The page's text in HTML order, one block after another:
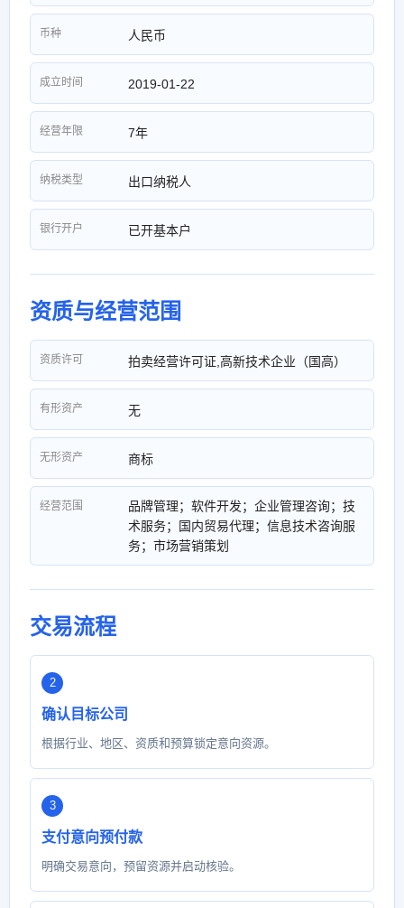
币种 人民币
成立时间 2019-01-22
经营年限 7年
纳税类型 出口纳税人
银行开户 已开基本户
资质与经营范围
资质许可 拍卖经营许可证,高新技术企业（国高）
有形资产 无
无形资产 商标
经营范围
品牌管理；软件开发；企业管理咨询；技
术服务；国内贸易代理；信息技术咨询服
务；市场营销策划
交易流程
确认目标公司
根据行业、地区、资质和预算锁定意向资源。
支付意向预付款
明确交易意向，预留资源并启动核验。